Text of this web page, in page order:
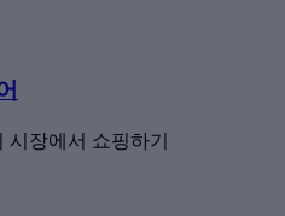
장에서 쇼핑하기